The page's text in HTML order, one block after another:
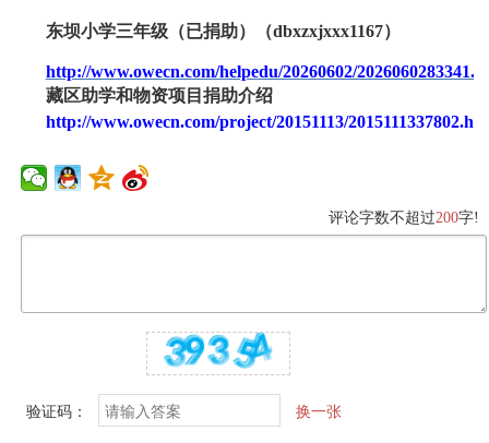
东坝小学三年级（已捐助）（dbxzxjxxx1167）
http://www.owecn.com/helpedu/20260602/
藏区助学和物资项目捐助介绍
http://www.owecn.com/project/20151113/
评论字数不超过200字!
验证码： 换一张